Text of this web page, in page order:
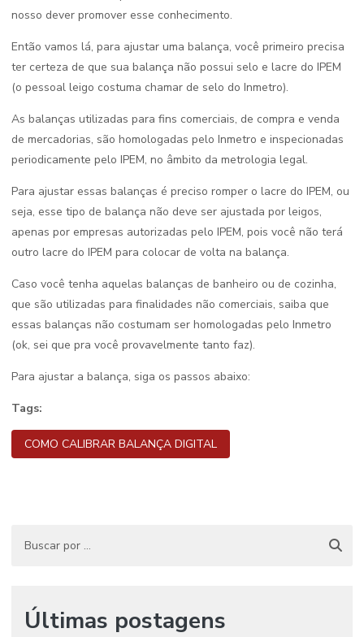
nosso dever promover esse conhecimento.
Então vamos lá, para ajustar uma balança, você primeiro precisa
ter certeza de que sua balança não possui selo e lacre do IPEM
(o pessoal leigo costuma chamar de selo do Inmetro).
As balanças utilizadas para fins comerciais, de compra e venda
de mercadorias, são homologadas pelo Inmetro e inspecionadas
periodicamente pelo IPEM, no âmbito da metrologia legal.
Para ajustar essas balanças é preciso romper o lacre do IPEM, ou
seja, esse tipo de balança não deve ser ajustada por leigos,
apenas por empresas autorizadas pelo IPEM, pois você não terá
outro lacre do IPEM para colocar de volta na balança.
Caso você tenha aquelas balanças de banheiro ou de cozinha,
que são utilizadas para finalidades não comerciais, saiba que
essas balanças não costumam ser homologadas pelo Inmetro
(ok, sei que pra você provavelmente tanto faz).
Para ajustar a balança, siga os passos abaixo:
Tags:
COMO CALIBRAR BALANÇA DIGITAL
Últimas postagens